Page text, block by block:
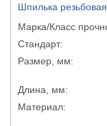
Шпилька резьбовая